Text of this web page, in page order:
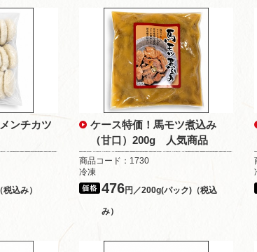
ンチカツ
込み）
ケース特価！馬モツ煮込み
（甘口）200g 人気商品
商品コード：1730
冷凍
476円／200g(パック)（税込
み）